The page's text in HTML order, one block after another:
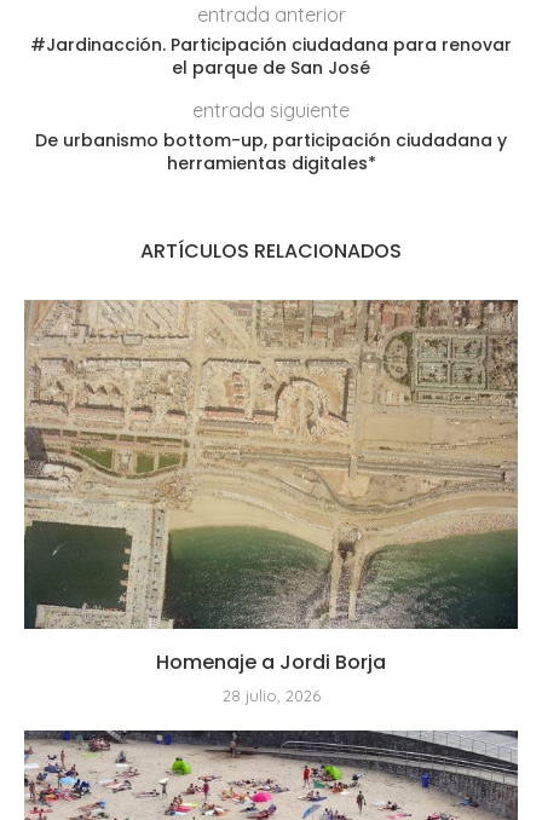
entrada anterior
#Jardinacción. Participación ciudadana para renovar
el parque de San José
entrada siguiente
De urbanismo bottom-up, participación ciudadana y
herramientas digitales*
ARTÍCULOS RELACIONADOS
Homenaje a Jordi Borja
28 julio, 2026